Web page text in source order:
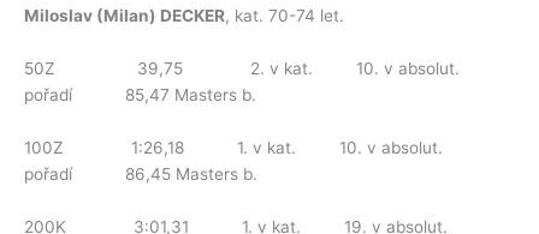
Miloslav (Milan) DECKER, kat. 70-74 let.
50Z 39,75 2. v kat. 10. v absolut.
pořadí 85,47 Masters b.
100Z 1:26,18 1. v kat. 10. v absolut.
pořadí 86,45 Masters b.
200K 3:01,31 1. v kat. 19. v absolut.